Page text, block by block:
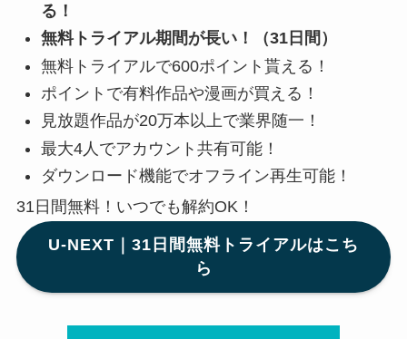
る！
無料トライアル期間が長い！（31日間）
無料トライアルで600ポイント貰える！
ポイントで有料作品や漫画が買える！
見放題作品が20万本以上で業界随一！
最大4人でアカウント共有可能！
ダウンロード機能でオフライン再生可能！
31日間無料！いつでも解約OK！
U-NEXT｜31日間無料トライアルはこち
ら